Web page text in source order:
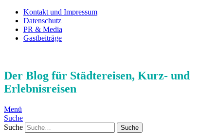
Kontakt und Impressum
Datenschutz
PR & Media
Gastbeiträge
Der Blog für Städtereisen, Kurz- und
Erlebnisreisen
Menü
Suche
Suche